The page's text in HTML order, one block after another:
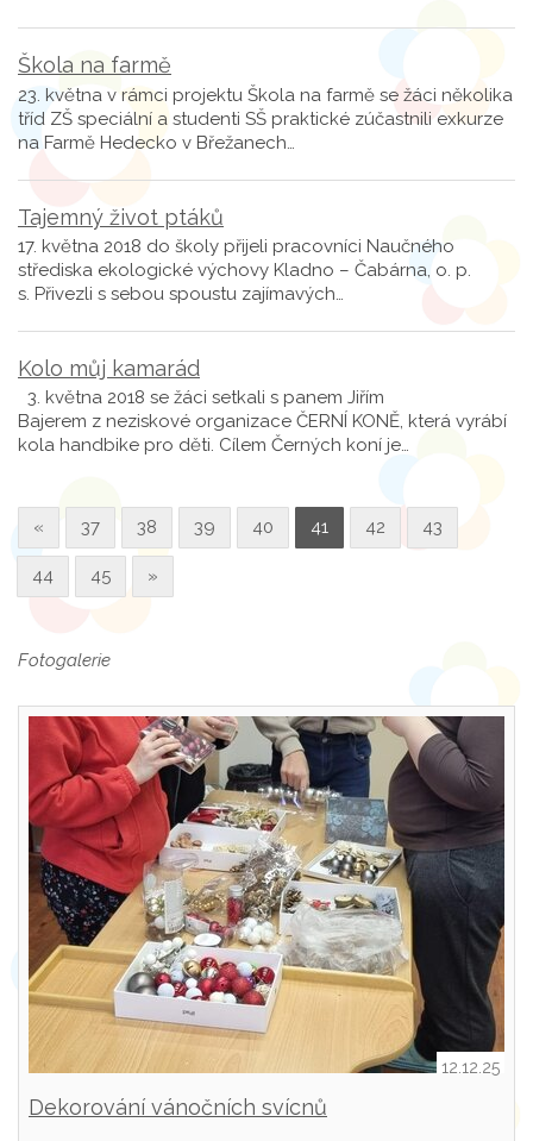
Škola na farmě
23. května v rámci projektu Škola na farmě se žáci několika
tříd ZŠ speciální a studenti SŠ praktické zúčastnili exkurze
na Farmě Hedecko v Břežanech…
Tajemný život ptáků
17. května 2018 do školy přijeli pracovníci Naučného
střediska ekologické výchovy Kladno – Čabárna, o. p.
s. Přivezli s sebou spoustu zajímavých…
Kolo můj kamarád
3. května 2018 se žáci setkali s panem Jiřím
Bajerem z neziskové organizace ČERNÍ KONĚ, která vyrábí
kola handbike pro děti. Cílem Černých koní je…
« 37 38 39 40 41 42 43
44 45 »
Fotogalerie
12.12.25
Dekorování vánočních svícnů